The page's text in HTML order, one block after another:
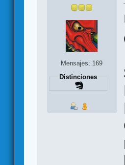
Mensajes: 169
Distinciones